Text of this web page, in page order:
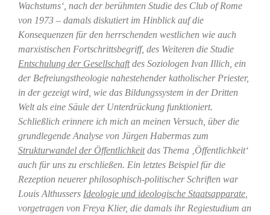
Wachstums‘, nach der berühmten Studie des Club of Rome
von 1973 – damals diskutiert im Hinblick auf die
Konsequenzen für den herrschenden westlichen wie auch
marxistischen Fortschrittsbegriff, des Weiteren die Studie
Entschulung der Gesellschaftdes Soziologen Ivan Illich, ein
der Befreiungstheologie nahestehender katholischer Priester,
in der gezeigt wird, wie das Bildungssystem in der Dritten
Welt als eine Säule der Unterdrückung funktioniert.
Schließlich erinnere ich mich an meinen Versuch, über die
grundlegende Analyse von Jürgen Habermas zum
Strukturwandel der Öffentlichkeitdas Thema ‚Öffentlichkeit‘
auch für uns zu erschließen. Ein letztes Beispiel für die
Rezeption neuerer philosophisch-politischer Schriften war
Louis Althussers Ideologie und ideologische Staatsapparate,
vorgetragen von Freya Klier, die damals ihr Regiestudium an